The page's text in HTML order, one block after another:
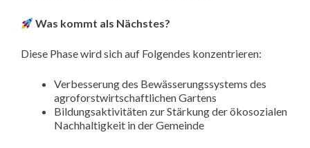
Was kommt als Nächstes?
Diese Phase wird sich auf Folgendes konzentrieren:
Verbesserung des Bewässerungssystems des
agroforstwirtschaftlichen Gartens
Bildungsaktivitäten zur Stärkung der ökosozialen
Nachhaltigkeit in der Gemeinde